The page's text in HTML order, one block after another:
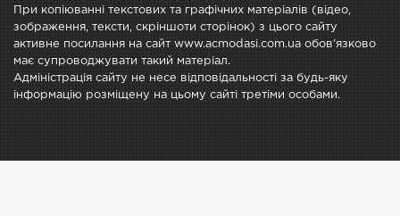
При копіюванні текстових та графічних матеріалів (відео,
зображення, тексти, скріншоти сторінок) з цього сайту
активне посилання на сайт www.acmodasi.com.ua обов'язково
має супроводжувати такий матеріал.
Адміністрація сайту не несе відповідальності за будь-яку
інформацію розміщену на цьому сайті третіми особами.